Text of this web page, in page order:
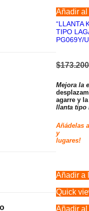
Añadir al
“LLANTA
TIPO
PG069Y/
$
Mejora la
agarre y
llanta tipo
Añádelas
y
lugares!
Añadir a
Quick
Añadir al